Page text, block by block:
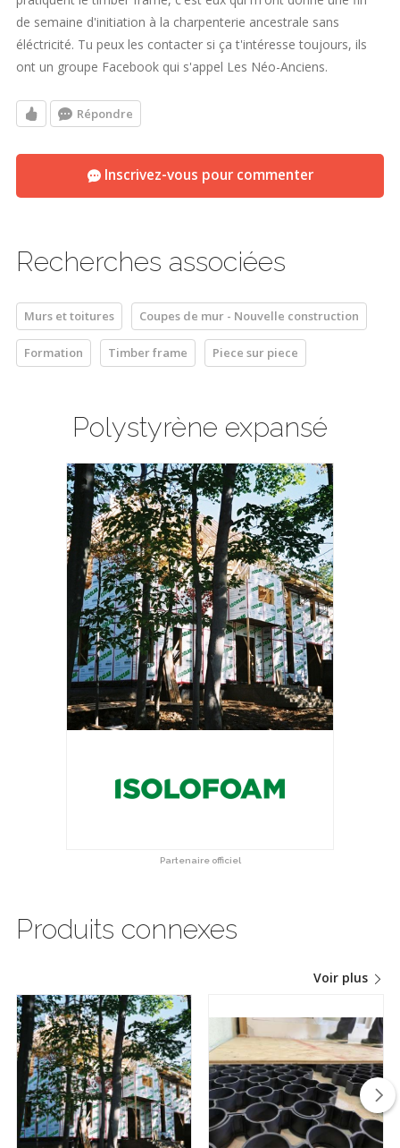
de semaine d'initiation à la charpenterie ancestrale sans
éléctricité. Tu peux les contacter si ça t'intéresse toujours, ils
ont un groupe Facebook qui s'appel Les Néo-Anciens.
Répondre
Inscrivez-vous pour commenter
Recherches associées
Murs et toitures Coupes de mur - Nouvelle construction
Formation Timber frame Piece sur piece
Polystyrène expansé
Partenaire officiel
Produits connexes
Voir plus